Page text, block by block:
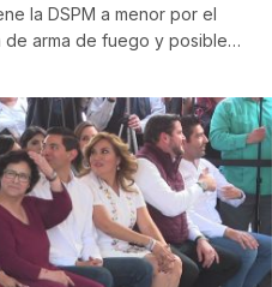
la DSPM a menor por el
arma de fuego y posible…